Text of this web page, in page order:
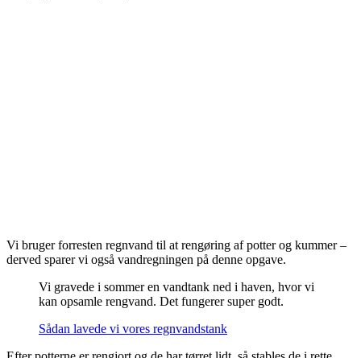
Vi bruger forresten regnvand til at rengøring af potter og kummer –
derved sparer vi også vandregningen på denne opgave.
Vi gravede i sommer en vandtank ned i haven, hvor vi
kan opsamle rengvand. Det fungerer super godt.
Sådan lavede vi vores regnvandstank